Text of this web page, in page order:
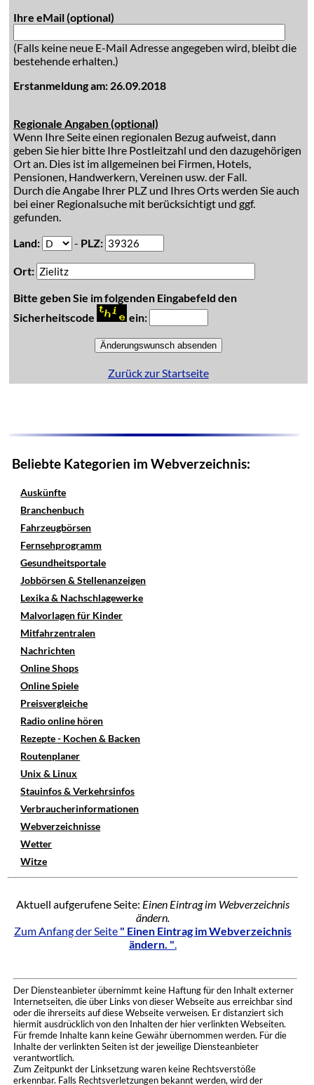
Ihre eMail (optional)
(Falls keine neue E-Mail Adresse angegeben wird, bleibt die
bestehende erhalten.)
Erstanmeldung am: 26.09.2018
Regionale Angaben (optional)
Wenn Ihre Seite einen regionalen Bezug aufweist, dann
geben Sie hier bitte Ihre Postleitzahl und den dazugehörigen
Ort an. Dies ist im allgemeinen bei Firmen, Hotels,
Pensionen, Handwerkern, Vereinen usw. der Fall.
Durch die Angabe Ihrer PLZ und Ihres Orts werden Sie auch
bei einer Regionalsuche mit berücksichtigt und ggf.
gefunden.
Land:
- PLZ:
Ort:
Bitte geben Sie im folgenden Eingabefeld den
Sicherheitscode
ein:
Zurück zur Startseite
Beliebte Kategorien im Webverzeichnis:
Auskünfte
Branchenbuch
Fahrzeugbörsen
Fernsehprogramm
Gesundheitsportale
Jobbörsen & Stellenanzeigen
Lexika & Nachschlagewerke
Malvorlagen für Kinder
Mitfahrzentralen
Nachrichten
Online Shops
Online Spiele
Preisvergleiche
Radio online hören
Rezepte - Kochen & Backen
Routenplaner
Unix & Linux
Stauinfos & Verkehrsinfos
Verbraucherinformationen
Webverzeichnisse
Wetter
Witze
Aktuell aufgerufene Seite: Einen Eintrag im Webverzeichnis
ändern.
Zum Anfang der Seite " Einen Eintrag im Webverzeichnis
ändern. ".
Der Diensteanbieter übernimmt keine Haftung für den Inhalt externer
Internetseiten, die über Links von dieser Webseite aus erreichbar sind
oder die ihrerseits auf diese Webseite verweisen. Er distanziert sich
hiermit ausdrücklich von den Inhalten der hier verlinkten Webseiten.
Für fremde Inhalte kann keine Gewähr übernommen werden. Für die
Inhalte der verlinkten Seiten ist der jeweilige Diensteanbieter
verantwortlich.
Zum Zeitpunkt der Linksetzung waren keine Rechtsverstöße
erkennbar. Falls Rechtsverletzungen bekannt werden, wird der